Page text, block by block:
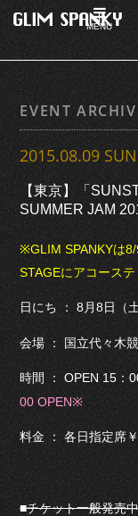
MENU
EVENT
2015.08.09 SUN
【東京】「
SUMMER JAM
※GLIM SPANKYは8/
STAGEにアコース
日にち ： 8月8日（
会場 ： 国立代々木
時間 ： OPEN 15：
00 OPEN※
料金 ： 各日指定席
■チケット一般発売